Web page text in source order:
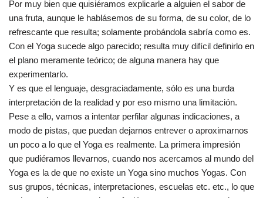
Por muy bien que quisiéramos explicarle a alguien el sabor de
una fruta, aunque le hablásemos de su forma, de su color, de lo
refrescante que resulta; solamente probándola sabría como es.
Con el Yoga sucede algo parecido; resulta muy difícil definirlo en
el plano meramente teórico; de alguna manera hay que
experimentarlo.
Y es que el lenguaje, desgraciadamente, sólo es una burda
interpretación de la realidad y por eso mismo una limitación.
Pese a ello, vamos a intentar perfilar algunas indicaciones, a
modo de pistas, que puedan dejarnos entrever o aproximarnos
un poco a lo que el Yoga es realmente. La primera impresión
que pudiéramos llevarnos, cuando nos acercamos al mundo del
Yoga es la de que no existe un Yoga sino muchos Yogas. Con
sus grupos, técnicas, interpretaciones, escuelas etc. etc., lo que